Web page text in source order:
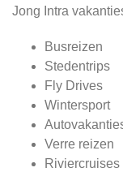
Jong Intra
Busreizen
Stedentrips
Fly Drives
Wintersport
Verre reizen
Riviercruises